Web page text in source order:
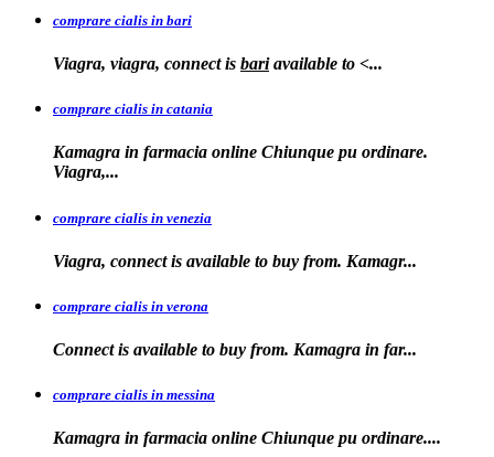
comprare cialis in bari
Viagra, viagra, connect is bariavailable to <...
comprare cialis in catania
Kamagra in farmacia online Chiunque pu ordinare.
Viagra,...
comprare cialis in venezia
Viagra, connect is available to buy from. Kamagr...
comprare cialis in verona
Connect is available to buy from. Kamagra in far...
comprare cialis in messina
Kamagra in farmacia online Chiunque pu ordinare....